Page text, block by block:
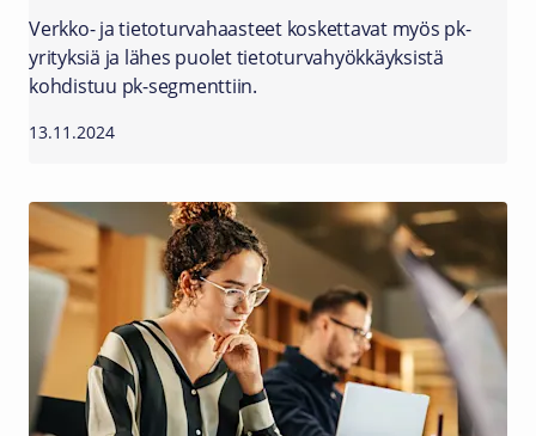
Verkko- ja tietoturvahaasteet koskettavat myös pk-
yrityksiä ja lähes puolet tietoturvahyökkäyksistä
kohdistuu pk-segmenttiin.
13.11.2024